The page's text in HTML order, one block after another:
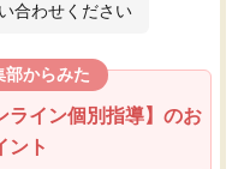
合わせください
部からみた
ライン個別指導】のお
ント